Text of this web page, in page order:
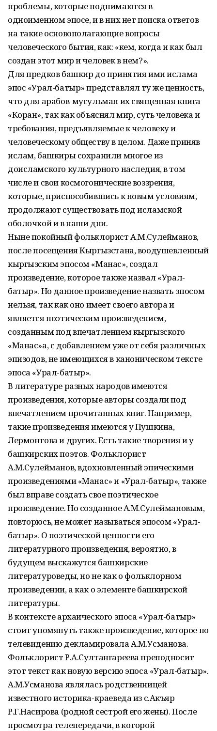
проблемы, которые поднимаются в
одноименном эпосе, и в них нет поиска ответов
на такие основополагающие вопросы
человеческого бытия, как: «кем, когда и как был
создан этот мир и человек в нем?».
Для предков башкир до принятия ими ислама
эпос «Урал-батыр» представлял ту же ценность,
что для арабов-мусульман их священная книга
«Коран», так как объяснял мир, суть человека и
требования, предъявляемые к человеку и
человеческому обществу в целом. Даже приняв
ислам, башкиры сохранили многое из
доисламского культурного наследия, в том
числе и свои космогонические воззрения,
которые, приспособившись к новым условиям,
продолжают существовать под исламской
оболочкой и в наши дни.
Ныне покойный фольклорист А.М.Сулейманов,
после посещения Кыргызстана, воодушевленный
кыргызским эпосом «Манас», создал
произведение, которое также назвал «Урал-
батыр». Но данное произведение назвать эпосом
нельзя, так как оно имеет своего автора и
является поэтическим произведением,
созданным под впечатлением кыргызского
«Манас»а, с добавлением уже от себя различных
эпизодов, не имеющихся в каноническом тексте
эпоса «Урал-батыр».
В литературе разных народов имеются
произведения, которые авторы создали под
впечатлением прочитанных книг. Например,
такие произведения имеются у Пушкина,
Лермонтова и других. Есть такие творения и у
башкирских поэтов. Фольклорист
А.М.Сулейманов, вдохновленный эпическими
произведениями «Манас» и «Урал-батыр», также
был вправе создать свое поэтическое
произведение. Но созданное А.М.Сулеймановым,
повторюсь, не может называться эпосом «Урал-
батыр». О поэтической ценности его
литературного произведения, вероятно, в
будущем выскажутся башкирские
литературоведы, но не как о фольклорном
произведении, а как о элементе башкирской
литературы.
В контексте архаического эпоса «Урал-батыр»
стоит упомянуть также произведение, которое по
телевидению декламировала А.М.Усманова.
Фольклорист Р.А.Султангареева преподносит
этот текст как новую версию эпоса «Урал-батыр».
А.М.Усманова являлась родственницей
известного историка-краеведа из с.Акъяр
Р.Г.Насирова (родной сестрой его жены). После
просмотра телепередачи, в которой